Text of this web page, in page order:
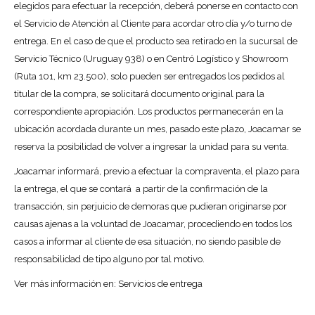
elegidos para efectuar la recepción, deberá ponerse en contacto con
el Servicio de Atención al Cliente para acordar otro día y/o turno de
entrega. En el caso de que el producto sea retirado en la sucursal de
Servicio Técnico (Uruguay 938) o en Centró Logístico y Showroom
(Ruta 101, km 23.500), solo pueden ser entregados los pedidos al
titular de la compra, se solicitará documento original para la
correspondiente apropiación. Los productos permanecerán en la
ubicación acordada durante un mes, pasado este plazo, Joacamar se
reserva la posibilidad de volver a ingresar la unidad para su venta.
Joacamar informará, previo a efectuar la compraventa, el plazo para
la entrega, el que se contará a partir de la confirmación de la
transacción, sin perjuicio de demoras que pudieran originarse por
causas ajenas a la voluntad de Joacamar, procediendo en todos los
casos a informar al cliente de esa situación, no siendo pasible de
responsabilidad de tipo alguno por tal motivo.
Ver más información en: Servicios de entrega